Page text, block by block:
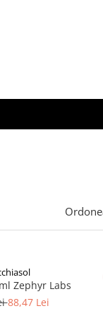
Zephyr Labs
88,47 Lei